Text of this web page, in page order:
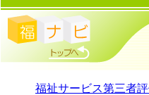
福祉サービス第三者